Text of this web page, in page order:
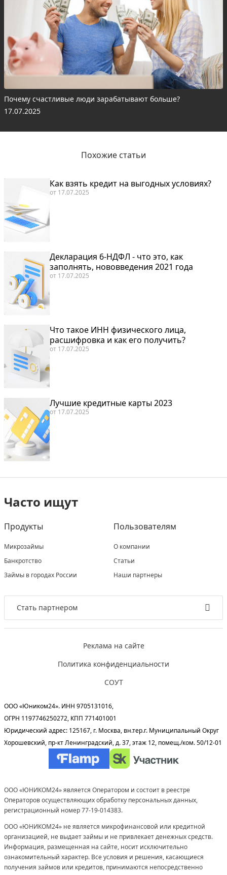
Почему счастливые люди зарабатывают больше?
17.07.2025
Похожие статьи
Как взять кредит на выгодных условиях?
от 17.07.2025
Декларация 6-НДФЛ - что это, как
заполнять, нововведения 2021 года
от 17.07.2025
Что такое ИНН физического лица,
расшифровка и как его получить?
от 17.07.2025
Лучшие кредитные карты 2023
от 17.07.2025
Часто ищут
Продукты
Микрозаймы
Банкротство
Займы в городах России
Пользователям
О компании
Статьи
Наши партнеры
Стать партнером
Реклама на сайте
Политика конфиденциальности
СОУТ
ООО «Юником24». ИНН 9705131016,
ОГРН 1197746250272, КПП 771401001
Юридический адрес: 125167, г. Москва, вн.тер.г. Муниципальный Округ
Хорошевский, пр-кт Ленинградский, д. 37, этаж 12, помещ./ком. 50/12-01
ООО «ЮНИКОМ24» является Оператором и состоит в реестре
Операторов осуществляющих обработку персональных данных,
регистрационный номер 77-19-014383.
ООО «ЮНИКОМ24» не является микрофинансовой или кредитной
организацией, не выдает займы и не привлекает денежных средств.
Информация, размещенная на сайте, носит исключительно
ознакомительный характер. Все условия и решения, касающиеся
получения займов или кредитов, принимаются непосредственно